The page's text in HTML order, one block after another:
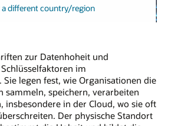
a different country/region
zur Datenhoheit und
im
Sie legen fest, wie Organisationen die
sammeln, speichern, verarbeiten
insbesondere in der Cloud, wo sie oft
Der physische Standort